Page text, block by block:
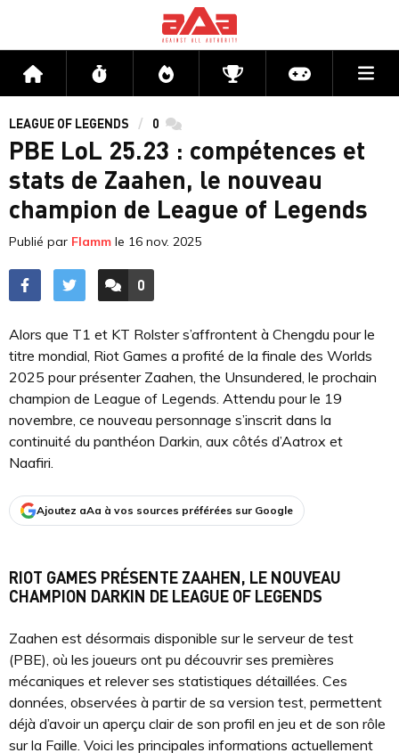
Accueil Flux Directs CompétitionsActu jeux
LEAGUE OF LEGENDS 0 commentaires
PBE LoL 25.23 : compétences et
stats de Zaahen, le nouveau
champion de League of Legends
Publié par Flamm le 16 nov. 2025
ACCÉDER AUX
0
COMMENTAIRES
Alors que T1 et KT Rolster s’affrontent à Chengdu pour le
titre mondial, Riot Games a profité de la finale des Worlds
2025 pour présenter Zaahen, the Unsundered, le prochain
champion de League of Legends. Attendu pour le 19
novembre, ce nouveau personnage s’inscrit dans la
continuité du panthéon Darkin, aux côtés d’Aatrox et
Naafiri.
Ajoutez aAa à vos sources préférées sur Google
RIOT GAMES PRÉSENTE ZAAHEN, LE NOUVEAU
CHAMPION DARKIN DE LEAGUE OF LEGENDS
Zaahen est désormais disponible sur le serveur de test
(PBE), où les joueurs ont pu découvrir ses premières
mécaniques et relever ses statistiques détaillées. Ces
données, observées à partir de sa version test, permettent
déjà d’avoir un aperçu clair de son profil en jeu et de son rôle
sur la Faille. Voici les principales informations actuellement